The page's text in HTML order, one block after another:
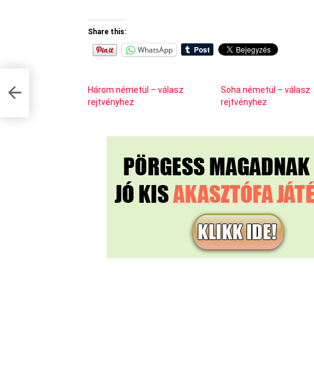
Share this:
WhatsApp
Három németül – válasz
rejtvényhez
Soha németül – válasz
rejtvényhez